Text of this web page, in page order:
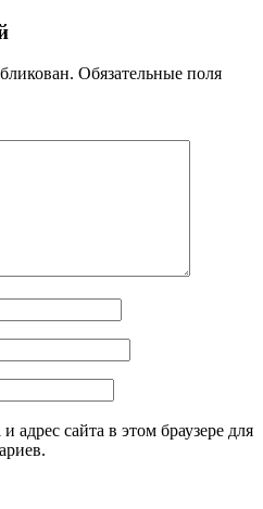
Обязательные поля
адрес сайта в этом браузере для